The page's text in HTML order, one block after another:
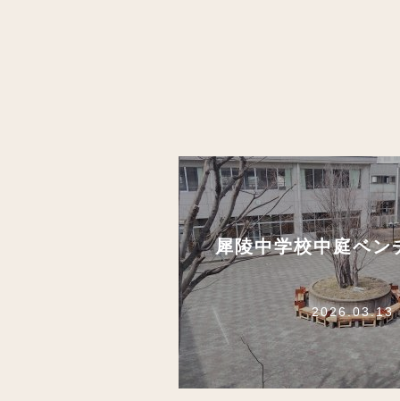
犀陵中学校中庭ベン
2026.03.13